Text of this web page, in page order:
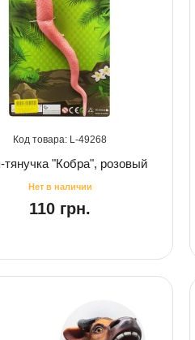
49268
тянучка "Кобра", розовый
110 грн.